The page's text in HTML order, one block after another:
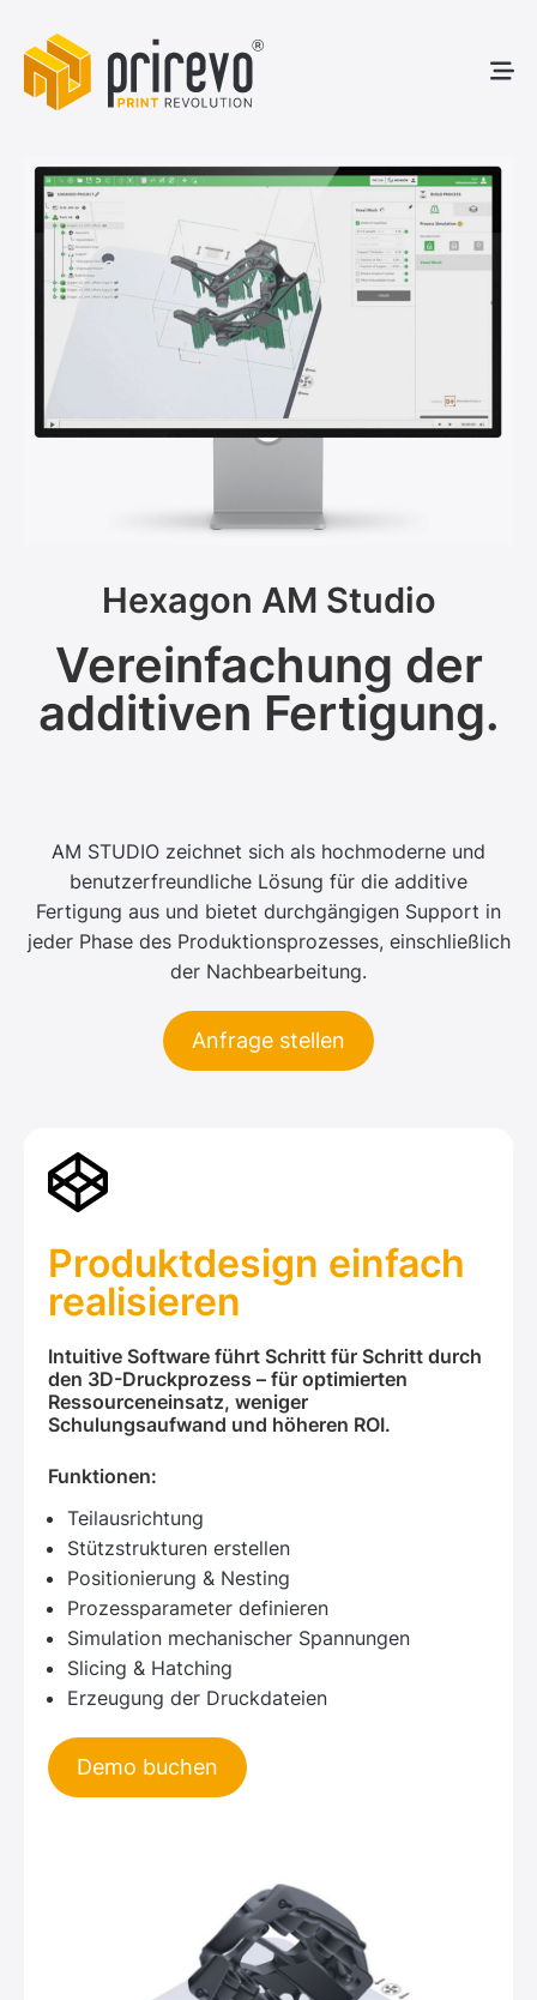
Hexagon AM Studio
Vereinfachung der
additiven Fertigung.
AM STUDIO zeichnet sich als hochmoderne und
benutzerfreundliche Lösung für die additive
Fertigung aus und bietet durchgängigen Support in
jeder Phase des Produktionsprozesses, einschließlich
der Nachbearbeitung.
Anfrage stellen
Produktdesign einfach
realisieren
Intuitive Software führt Schritt für Schritt durch
den 3D-Druckprozess – für optimierten
Ressourceneinsatz, weniger
Schulungsaufwand und höheren ROI.
Funktionen:
Teilausrichtung
Stützstrukturen erstellen
Positionierung & Nesting
Prozessparameter definieren
Simulation mechanischer Spannungen
Slicing & Hatching
Erzeugung der Druckdateien
Demo buchen